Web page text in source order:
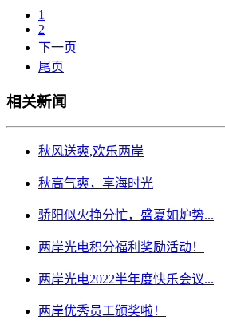
1
2
下一页
尾页
相关新闻
秋风送爽,欢乐两岸
秋高气爽，享海时光
骄阳似火挣分忙，盛夏如炉势...
两岸光电积分福利奖励活动！
两岸光电2022半年度快乐会议...
两岸优秀员工颁奖啦！